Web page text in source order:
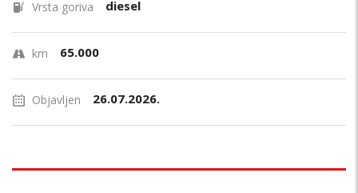
Vrsta goriva diesel
km 65.000
Objavljen 26.07.2026.